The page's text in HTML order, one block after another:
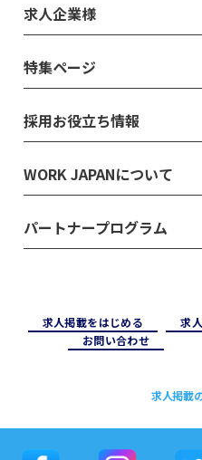
求人企業様
特集ページ
採用お役立ち情報
WORK JAPANについて
パートナープログラム
求⼈掲載をはじめる 求
お問い合わせ
求人掲載